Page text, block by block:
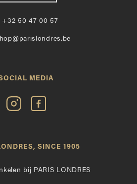
+32 50 47 00 57
MEDIA
Volg
Paris
Instagram
Vind
op
SINCE 1905
bij PARIS LONDRES